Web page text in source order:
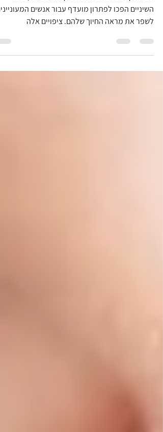
לדעת לפני
השיניים הפכו לפתרון מועדף עבור אנשים
לשפר את מראה החיוך שלהם. ציפויים אלה
מאפשרים...